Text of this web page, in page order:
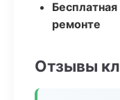
ремонте
Отзывы